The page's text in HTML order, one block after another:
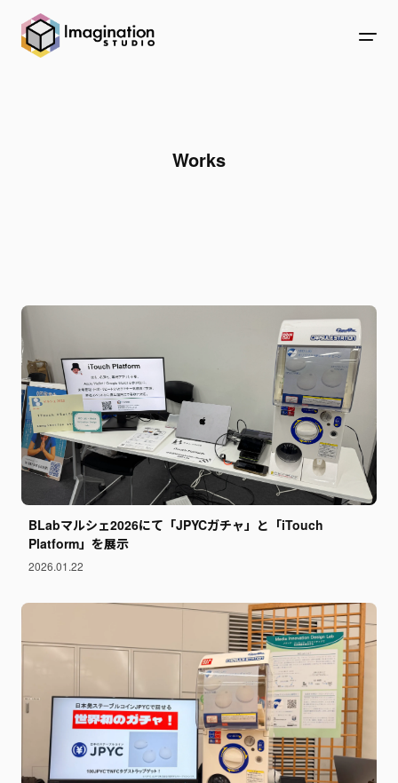
Works
BLabマルシェ2026にて「JPYCガチャ」と「iTouch
Platform」を展示
2026.01.22